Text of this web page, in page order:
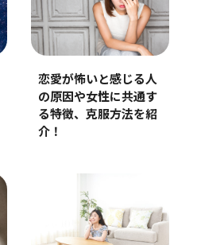
恋愛が怖いと感じる人
の原因や女性に共通す
る特徴、克服方法を紹
介！